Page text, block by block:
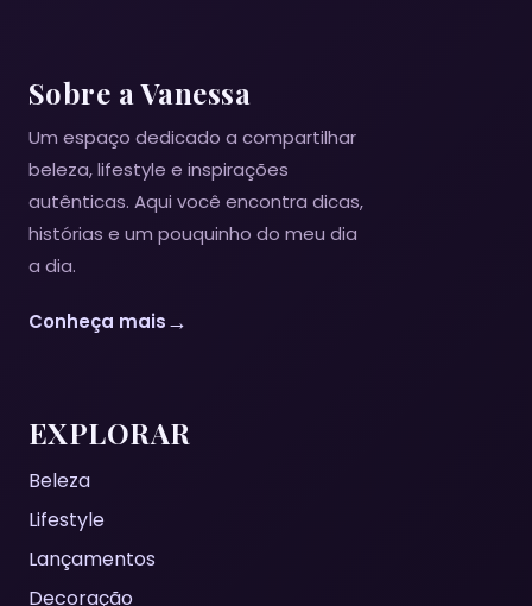
Sobre a Vanessa
Um espaço dedicado a compartilhar
beleza, lifestyle e inspirações
autênticas. Aqui você encontra dicas,
histórias e um pouquinho do meu dia
a dia.
Conheça mais→
EXPLORAR
Beleza
Lifestyle
Lançamentos
Decoração